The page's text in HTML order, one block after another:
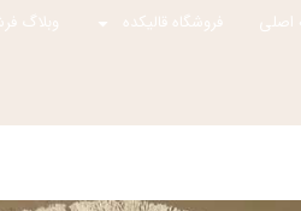
فروشگاه قالیکده وبلاگ